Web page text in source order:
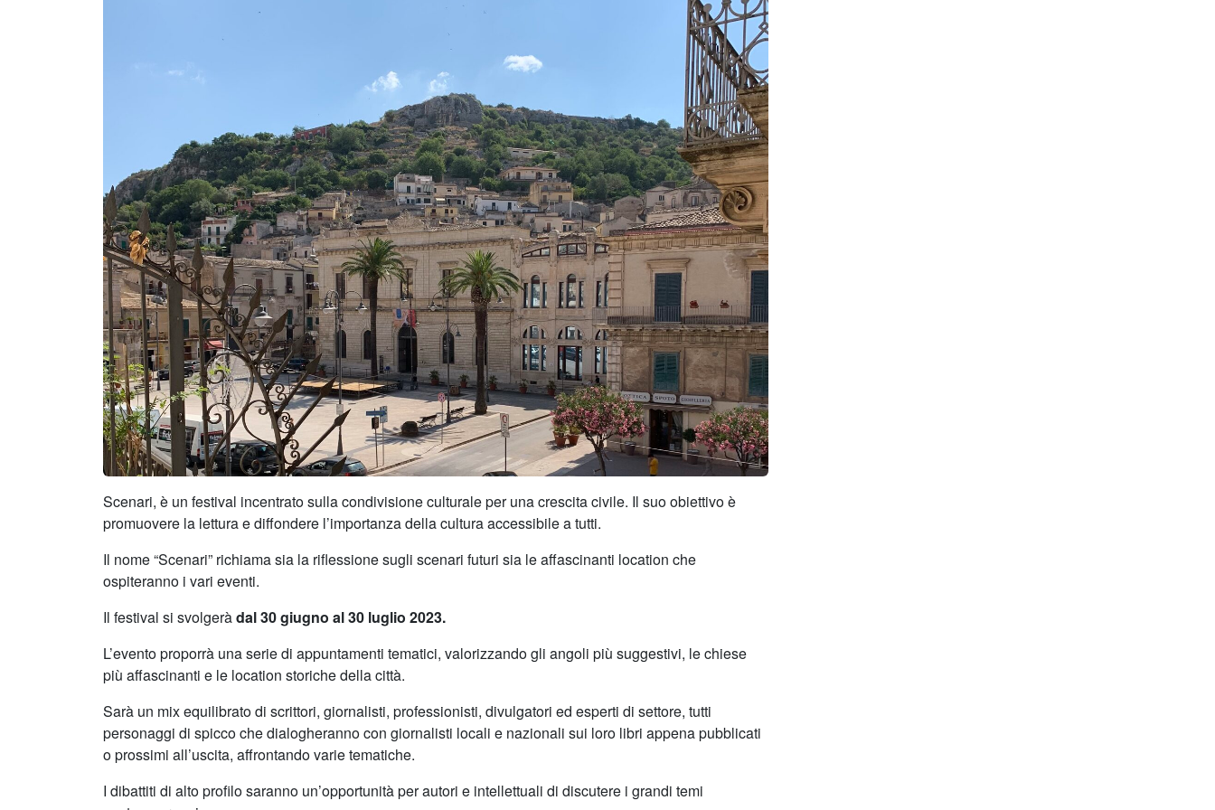
Scenari, è un festival incentrato sulla condivisione culturale per una crescita civile. Il suo obiettivo è
promuovere la lettura e diffondere l’importanza della cultura accessibile a tutti.
Il nome “Scenari” richiama sia la riflessione sugli scenari futuri sia le affascinanti location che
ospiteranno i vari eventi.
Il festival si svolgeràdal 30 giugno al 30 luglio 2023.
L’evento proporrà una serie di appuntamenti tematici, valorizzando gli angoli più suggestivi, le chiese
più affascinanti e le location storiche della città.
Sarà un mix equilibrato di scrittori, giornalisti, professionisti, divulgatori ed esperti di settore, tutti
personaggi di spicco che dialogheranno con giornalisti locali e nazionali sui loro libri appena pubblicati
o prossimi all’uscita, affrontando varie tematiche.
I dibattiti di alto profilo saranno un’opportunità per autori e intellettuali di discutere i grandi temi